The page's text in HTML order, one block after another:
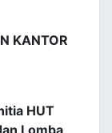
KANTOR
HUT